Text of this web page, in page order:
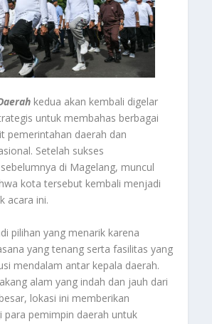
kedua akan kembali digelar
untuk membahas berbagai
pemerintahan daerah dan
Setelah sukses
di Magelang, muncul
kota tersebut kembali menjadi
acara ini.
pilihan yang menarik karena
yang tenang serta fasilitas yang
mendalam antar kepala daerah.
alam yang indah dan jauh dari
lokasi ini memberikan
para pemimpin daerah untuk